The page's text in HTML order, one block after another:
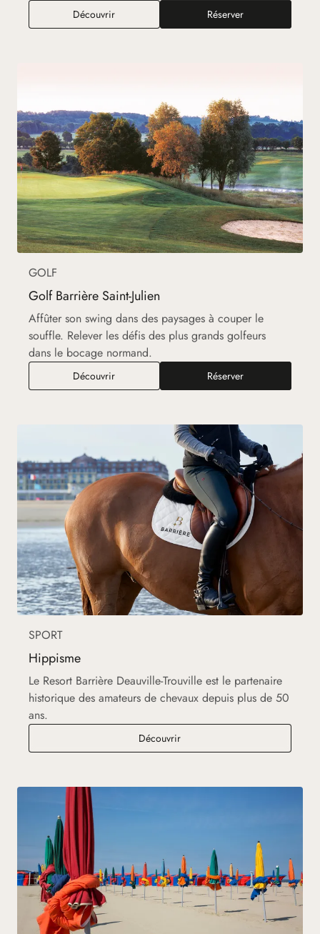
DécouvrirGolf Barrière DeauvilleRéserver
GOLF
Golf Barrière Saint-Julien
Affûter son swing dans des paysages à couper le
souffle. Relever les défis des plus grands golfeurs
dans le bocage normand.
DécouvrirGolf Barrière Saint-JulienRéserver
SPORT
Hippisme
Le Resort Barrière Deauville-Trouville est le partenaire
historique des amateurs de chevaux depuis plus de 50
ans.
DécouvrirHippisme